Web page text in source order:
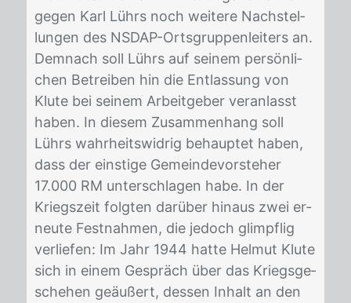
ge­gen Karl Lührs noch wei­te­re Nach­stel­
lun­gen des NS­DAP-Orts­grup­pen­lei­ters an.
Dem­nach soll Lührs auf sei­nem per­sön­li­
chen Be­trei­ben hin die Ent­las­sung von
Klu­te bei sei­nem Ar­beit­ge­ber ver­an­lasst
ha­ben. In die­sem Zu­sam­men­hang soll
Lührs wahr­heits­wid­rig be­haup­tet ha­ben,
dass der eins­ti­ge Ge­mein­de­vor­ste­her
17.000 RM un­ter­schla­gen habe. In der
Kriegs­zeit folg­ten dar­über hin­aus zwei er­
neu­te Fest­nah­men, die je­doch glimpf­lig
ver­lie­fen: Im Jahr 1944 hat­te Hel­mut Klu­te
sich in ei­nem Ge­spräch über das Kriegs­ge­
sche­hen ge­äu­ßert, des­sen In­halt an den